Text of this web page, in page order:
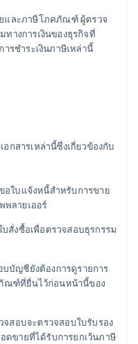
และภาษีโภคภัณฑ์ ผู้ตรวจ
างการเงินของธุรกิจที่
ารชําระเงินภาษีเหล่านี้
กสารเหล่านี้ซึ่งเกี่ยวข้องกับ
อใบแจ้งหนี้สําหรับการขาย
พลายเออร์
สั่งซื้อเพื่อตรวจสอบธุรกรรม
บบัญชียังต้องการดูรายการ
ณฑ์ที่ยื่นไว้ก่อนหน้านี้ของ
จสอบจะตรวจสอบใบรับรอง
ดขายที่ได้รับการยกเว้นภาษี